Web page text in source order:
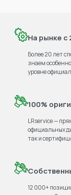
На рынке с
Более 20 лет
знаем
уровне
100%
LRservice —
официальных
так и
12 000+